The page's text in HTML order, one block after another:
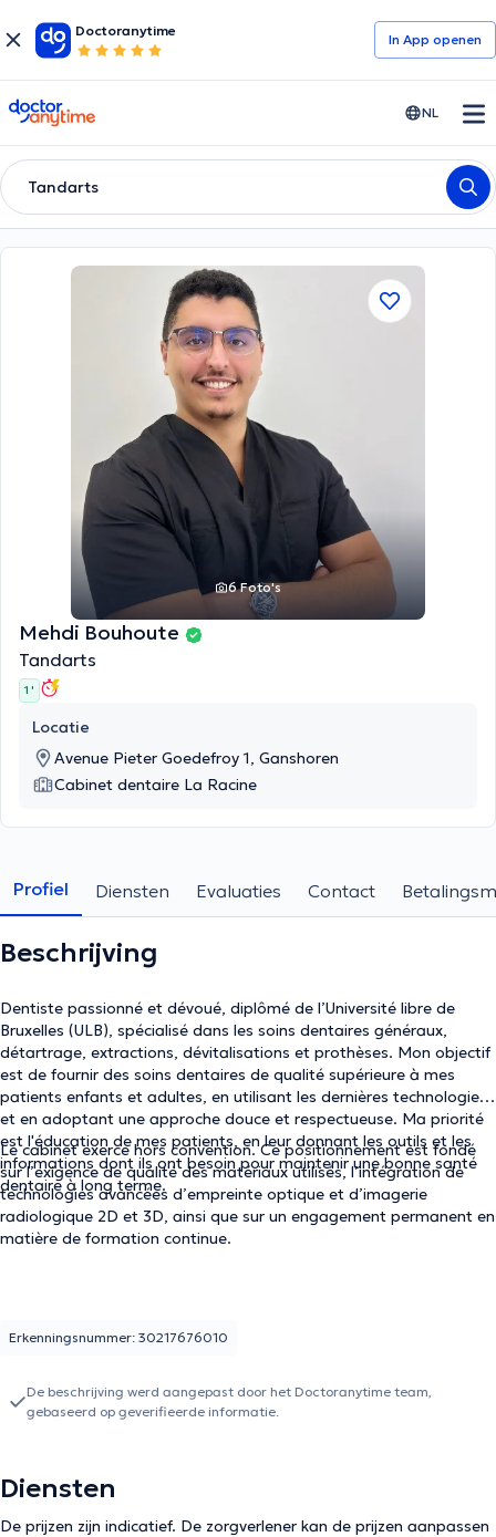
Doctoranytime
In App openen
doctoranytime NL
Tandarts
6 Foto's
Mehdi Bouhoute
Tandarts
1 '
Locatie
Avenue Pieter Goedefroy 1, Ganshoren
Cabinet dentaire La Racine
Profiel Diensten Evaluaties Contact
Beschrijving
Dentiste passionné et dévoué, diplômé de l’Université libre de
Bruxelles (ULB), spécialisé dans les soins dentaires généraux,
détartrage, extractions, dévitalisations et prothèses. Mon objectif
est de fournir des soins dentaires de qualité supérieure à mes
patients enfants et adultes, en utilisant les dernières technologies
et en adoptant une approche douce et respectueuse. Ma priorité
est l'éducation de mes patients, en leur donnant les outils et les
informations dont ils ont besoin pour maintenir une bonne santé
dentaire à long terme.
Le cabinet exerce hors convention. Ce positionnement est fondé
sur l’exigence de qualité des matériaux utilisés, l’intégration de
technologies avancées d’empreinte optique et d’imagerie
radiologique 2D et 3D, ainsi que sur un engagement permanent en
matière de formation continue.
Erkenningsnummer: 30217676010
De beschrijving werd aangepast door het Doctoranytime team,
gebaseerd op geverifieerde informatie.
Diensten
De prijzen zijn indicatief. De zorgverlener kan de prijzen aanpassen